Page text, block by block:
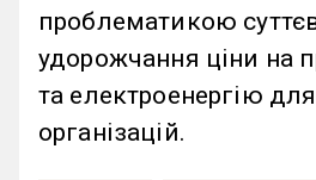
проблематикою
удорожчання ціни на
та електроенергію
організацій.